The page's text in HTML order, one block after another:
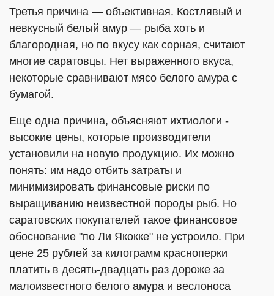
Третья причина — объективная. Костлявый и
невкусный белый амур — рыба хоть и
благородная, но по вкусу как сорная, считают
многие саратовцы. Нет выраженного вкуса,
некоторые сравнивают мясо белого амура с
бумагой.
Еще одна причина, объясняют ихтиологи -
высокие цены, которые производители
установили на новую продукцию. Их можно
понять: им надо отбить затраты и
минимизировать финансовые риски по
выращиванию неизвестной породы рыб. Но
саратовских покупателей такое финансовое
обоснование "по Ли Якокке" не устроило. При
цене 25 рублей за килограмм красноперки
платить в десять-двадцать раз дороже за
малоизвестного белого амура и веслоноса